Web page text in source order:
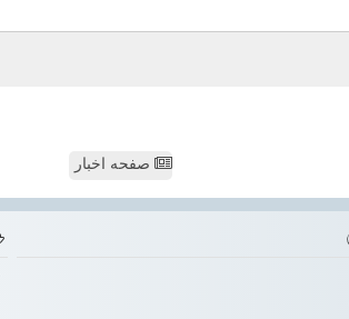
صفحه اخبار